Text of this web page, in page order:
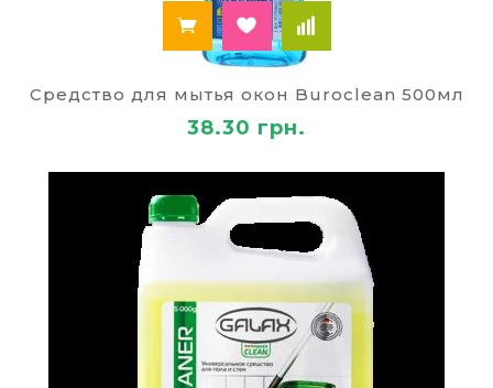
Средство для мытья окон Buroclean 500мл
38.30 грн.